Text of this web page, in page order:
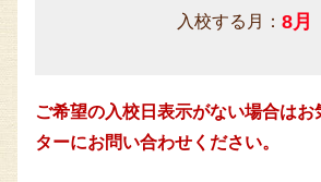
入校する月： 8月
ご希望の入校日表示がない場合はお
ターにお問い合わせください。